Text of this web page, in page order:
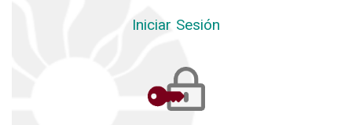
Iniciar Sesión